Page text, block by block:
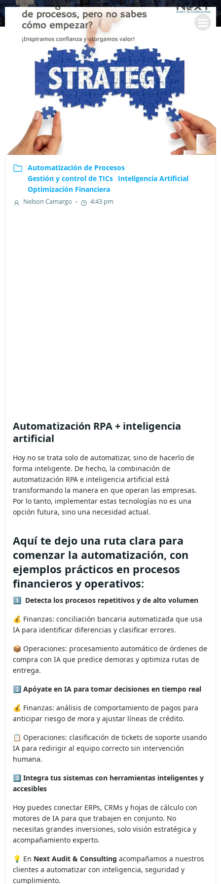
Saltar
al
contenido
Automatización de Procesos
Gestión y control de TICs Inteligencia Artificial
Optimización Financiera
Nelson Camargo - 4:43 pm
Automatización RPA + inteligencia
artificial
Hoy no se trata solo de automatizar, sino de hacerlo de
forma inteligente. De hecho, la combinación de
automatización RPA e inteligencia artificial está
transformando la manera en que operan las empresas.
Por lo tanto, implementar estas tecnologías no es una
opción futura, sino una necesidad actual.
Aquí te dejo una ruta clara para
comenzar la automatización, con
ejemplos prácticos en procesos
financieros y operativos:
1️⃣ Detecta los procesos repetitivos y de alto volumen
💰 Finanzas: conciliación bancaria automatizada que usa
IA para identificar diferencias y clasificar errores.
📦 Operaciones: procesamiento automático de órdenes de
compra con IA que predice demoras y optimiza rutas de
entrega.
2️⃣ Apóyate en IA para tomar decisiones en tiempo real
💰 Finanzas: análisis de comportamiento de pagos para
anticipar riesgo de mora y ajustar líneas de crédito.
📋 Operaciones: clasificación de tickets de soporte usando
IA para redirigir al equipo correcto sin intervención
humana.
3️⃣ Integra tus sistemas con herramientas inteligentes y
accesibles
Hoy puedes conectar ERPs, CRMs y hojas de cálculo con
motores de IA para que trabajen en conjunto. No
necesitas grandes inversiones, solo visión estratégica y
acompañamiento experto.
💡 En Next Audit & Consulting acompañamos a nuestros
clientes a automatizar con inteligencia, seguridad y
cumplimiento.